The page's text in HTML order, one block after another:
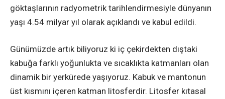
göktaşlarının radyometrik tarihlendirmesiyle dünyanın
yaşı 4.54 milyar yıl olarak açıklandı ve kabul edildi.
Günümüzde artık biliyoruz ki iç çekirdekten dıştaki
kabuğa farklı yoğunlukta ve sıcaklıkta katmanları olan
dinamik bir yerkürede yaşıyoruz. Kabuk ve mantonun
üst kısmını içeren katman litosferdir. Litosfer kıtasal